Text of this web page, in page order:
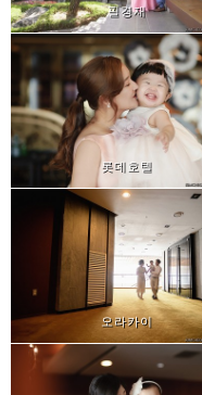
필경재
롯데호텔
오라카이